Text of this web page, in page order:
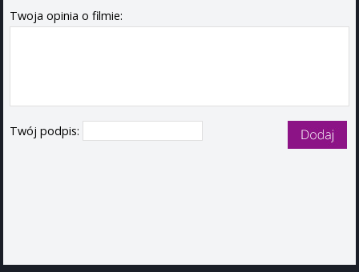
Twoja opinia o filmie:
Twój podpis: